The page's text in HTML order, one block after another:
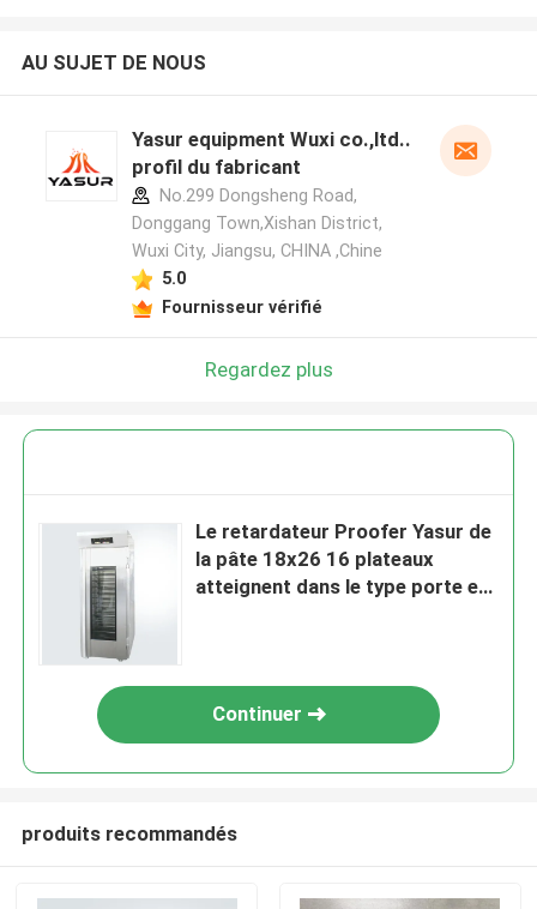
AU SUJET DE NOUS
Yasur equipment Wuxi co.,ltd..
profil du fabricant
No.299 Dongsheng Road,
Donggang Town,Xishan District,
Wuxi City, Jiangsu, CHINA ,Chine
5.0
Fournisseur vérifié
Regardez plus
Le retardateur Proofer Yasur de
la pâte 18x26 16 plateaux
atteignent dans le type porte en
Continuer
produits recommandés